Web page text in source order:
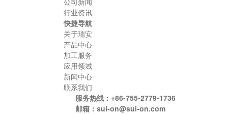
行业资讯
快捷导航
关于瑞安
产品中心
加工服务
应用领域
新闻中心
联系我们
服务热线：+86-755-2779-1736
邮箱：sui-on@sui-on.com